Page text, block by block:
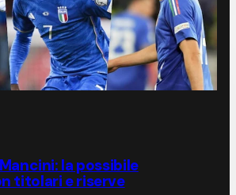
la possibile
titolari e riserve